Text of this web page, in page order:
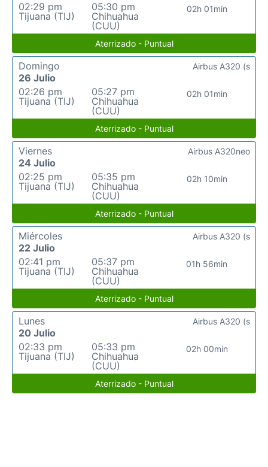
02:29 pm
Tijuana (TIJ)
05:30 pm
Chihuahua
(CUU)
02h 01min
Aterrizado - Puntual
Domingo
26 Julio
02:26 pm
Tijuana (TIJ)
05:27 pm
Chihuahua
(CUU)
02h 01min
Airbus A320 (s
Aterrizado - Puntual
Viernes
24 Julio
02:25 pm
Tijuana (TIJ)
05:35 pm
Chihuahua
(CUU)
02h 10min
Airbus A320neo
Aterrizado - Puntual
Miércoles
22 Julio
02:41 pm
Tijuana (TIJ)
05:37 pm
Chihuahua
(CUU)
01h 56min
Airbus A320 (s
Aterrizado - Puntual
Lunes
20 Julio
02:33 pm
Tijuana (TIJ)
05:33 pm
Chihuahua
(CUU)
02h 00min
Airbus A320 (s
Aterrizado - Puntual